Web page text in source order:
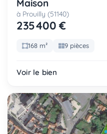
Maison
à Prouilly (51140)
235 400 €
168 m² 9 pièces
Voir le bien